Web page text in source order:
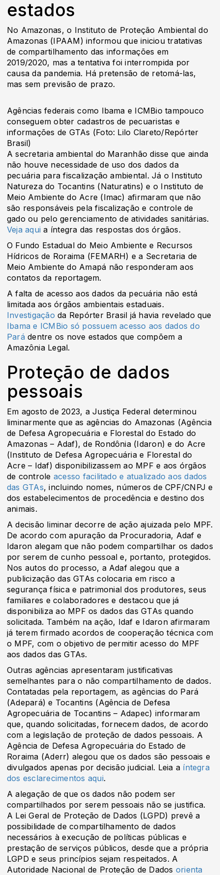
estados
No Amazonas, o Instituto de Proteção Ambiental do
Amazonas (IPAAM) informou que iniciou tratativas
de compartilhamento das informações em
2019/2020, mas a tentativa foi interrompida por
causa da pandemia. Há pretensão de retomá-las,
mas sem previsão de prazo.
Agências federais como Ibama e ICMBio tampouco
conseguem obter cadastros de pecuaristas e
informações de GTAs (Foto: Lilo Clareto/Repórter
Brasil)
A secretaria ambiental do Maranhão disse que ainda
não houve necessidade de uso dos dados da
pecuária para fiscalização ambiental. Já o Instituto
Natureza do Tocantins (Naturatins) e o Instituto de
Meio Ambiente do Acre (Imac) afirmaram que não
são responsáveis pela fiscalização e controle de
gado ou pelo gerenciamento de atividades sanitárias.
Veja aqui a íntegra das respostas dos órgãos.
O Fundo Estadual do Meio Ambiente e Recursos
Hídricos de Roraima (FEMARH) e a Secretaria de
Meio Ambiente do Amapá não responderam aos
contatos da reportagem.
A falta de acesso aos dados da pecuária não está
limitada aos órgãos ambientais estaduais.
Investigação da Repórter Brasil já havia revelado que
Ibama e ICMBio só possuem acesso aos dados do
Pará dentre os nove estados que compõem a
Amazônia Legal.
Proteção de dados
pessoais
Em agosto de 2023, a Justiça Federal determinou
liminarmente que as agências do Amazonas (Agência
de Defesa Agropecuária e Florestal do Estado do
Amazonas – Adaf), de Rondônia (Idaron) e do Acre
(Instituto de Defesa Agropecuária e Florestal do
Acre – Idaf) disponibilizassem ao MPF e aos órgãos
de controle acesso facilitado e atualizado aos dados
das GTAs, incluindo nomes, números de CPF/CNPJ e
dos estabelecimentos de procedência e destino dos
animais.
A decisão liminar decorre de ação ajuizada pelo MPF.
De acordo com apuração da Procuradoria, Adaf e
Idaron alegam que não podem compartilhar os dados
por serem de cunho pessoal e, portanto, protegidos.
Nos autos do processo, a Adaf alegou que a
publicização das GTAs colocaria em risco a
segurança física e patrimonial dos produtores, seus
familiares e colaboradores e destacou que já
disponibiliza ao MPF os dados das GTAs quando
solicitada. Também na ação, Idaf e Idaron afirmaram
já terem firmado acordos de cooperação técnica com
o MPF, com o objetivo de permitir acesso do MPF
aos dados das GTAs.
Outras agências apresentaram justificativas
semelhantes para o não compartilhamento de dados.
Contatadas pela reportagem, as agências do Pará
(Adepará) e Tocantins (Agência de Defesa
Agropecuária de Tocantins – Adapec) informaram
que, quando solicitadas, fornecem dados, de acordo
com a legislação de proteção de dados pessoais. A
Agência de Defesa Agropecuária do Estado de
Roraima (Aderr) alegou que os dados são pessoais e
divulgados apenas por decisão judicial. Leia a íntegra
dos esclarecimentos aqui.
A alegação de que os dados não podem ser
compartilhados por serem pessoais não se justifica.
A Lei Geral de Proteção de Dados (LGPD) prevê a
possibilidade de compartilhamento de dados
necessários à execução de políticas públicas e
prestação de serviços públicos, desde que a própria
LGPD e seus princípios sejam respeitados. A
Autoridade Nacional de Proteção de Dados orienta